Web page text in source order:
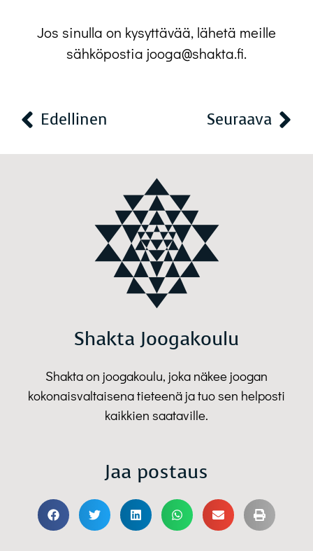
Jos sinulla on kysyttävää, lähetä meille
sähköpostia jooga@shakta.fi.
Edellinen Seuraava
Shakta Joogakoulu
Shakta on joogakoulu, joka näkee joogan
kokonaisvaltaisena tieteenä ja tuo sen helposti
kaikkien saataville.
Jaa postaus